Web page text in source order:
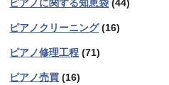
ピアノに関する知恵袋 (44)
ピアノクリーニング(16)
ピアノ修理工程 (71)
ピアノ売買 (16)